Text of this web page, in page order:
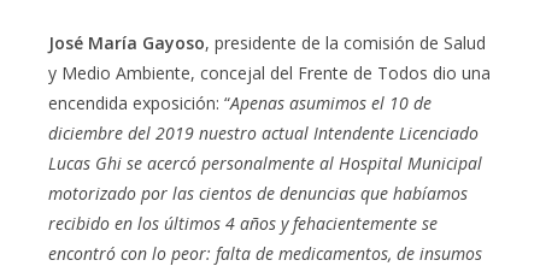
José María Gayoso, presidente de la comisión de Salud
y Medio Ambiente, concejal del Frente de Todos dio una
encendida exposición: “Apenas asumimos el 10 de
diciembre del 2019 nuestro actual Intendente Licenciado
Lucas Ghi se acercó personalmente al Hospital Municipal
motorizado por las cientos de denuncias que habíamos
recibido en los últimos 4 años y fehacientemente se
encontró con lo peor: falta de medicamentos, de insumos